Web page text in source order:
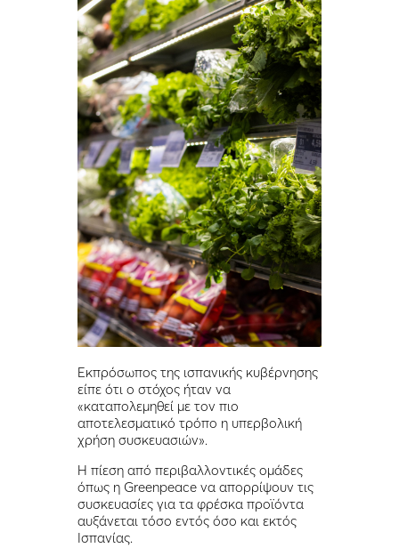
Εκπρόσωπος της ισπανικής κυβέρνησης
είπε ότι ο στόχος ήταν να
«καταπολεμηθεί με τον πιο
αποτελεσματικό τρόπο η υπερβολική
χρήση συσκευασιών».
Η πίεση από περιβαλλοντικές ομάδες
όπως η Greenpeace να απορρίψουν τις
συσκευασίες για τα φρέσκα προϊόντα
αυξάνεται τόσο εντός όσο και εκτός
Ισπανίας.